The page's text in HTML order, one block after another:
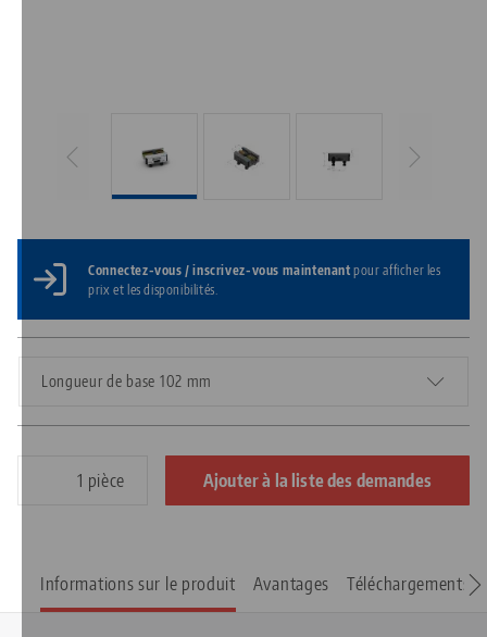
Connectez-vous / inscrivez-vous maintenantpour afficher les
prix et les disponibilités.
Longueur de base 102 mm
pièce Ajouter à la liste des demandes
Informations sur le produit Avantages Téléchargements